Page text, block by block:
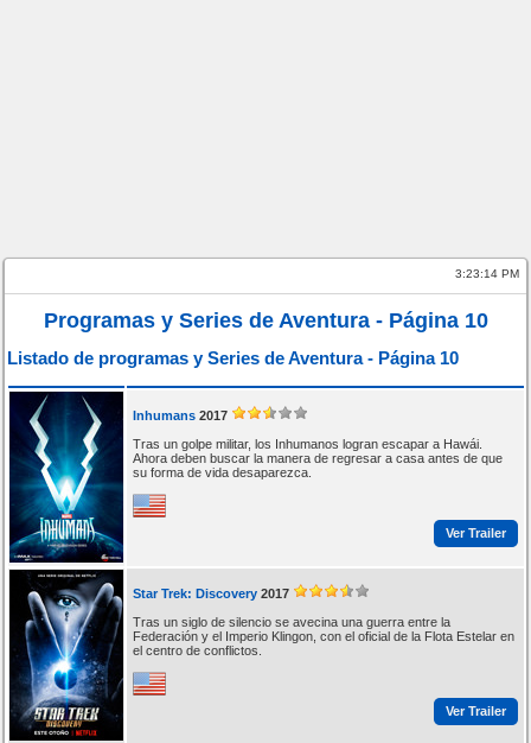
3:23:14 PM
Programas y Series de Aventura - Página 10
Listado de programas y Series de Aventura - Página 10
Inhumans 2017
Tras un golpe militar, los Inhumanos logran escapar a Hawái.
Ahora deben buscar la manera de regresar a casa antes de que
su forma de vida desaparezca.
Ver Trailer
Star Trek: Discovery 2017
Tras un siglo de silencio se avecina una guerra entre la
Federación y el Imperio Klingon, con el oficial de la Flota Estelar en
el centro de conflictos.
Ver Trailer